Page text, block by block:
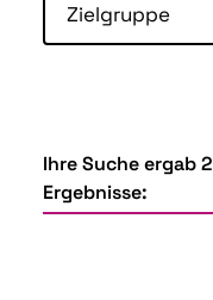
Zielgruppe
Ihre Suche ergab 2
Ergebnisse: